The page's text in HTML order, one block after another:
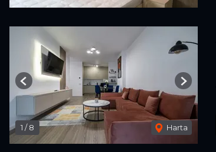
1 /8 Harta
Previous Next